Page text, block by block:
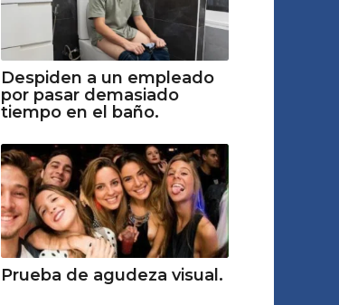
Despiden a un empleado
por pasar demasiado
tiempo en el baño.
Prueba de agudeza visual.